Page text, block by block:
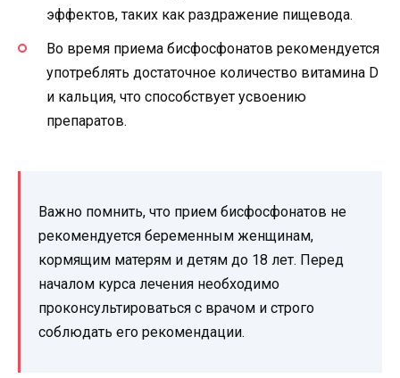
эффектов, таких как раздражение пищевода.
Во время приема бисфосфонатов рекомендуется
употреблять достаточное количество витамина D
и кальция, что способствует усвоению
препаратов.
Важно помнить, что прием бисфосфонатов не
рекомендуется беременным женщинам,
кормящим матерям и детям до 18 лет. Перед
началом курса лечения необходимо
проконсультироваться с врачом и строго
соблюдать его рекомендации.